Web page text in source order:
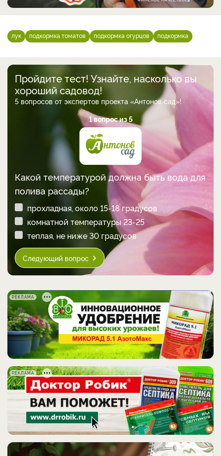
лук подкормка томатов подкормка огурцов подкормка
Пройдите тест! Узнайте, насколько вы
хороший садовод!
5 вопросов от экспертов проекта «Антонов сад»!
1 вопрос из 5
Какой температурой должна быть вода для
полива рассады?
прохладная, около 15-18 градусов
комнатной температуры 23-25
теплая, не ниже 30 градусов
Следующий вопрос
РЕКЛАМА
РЕКЛАМА